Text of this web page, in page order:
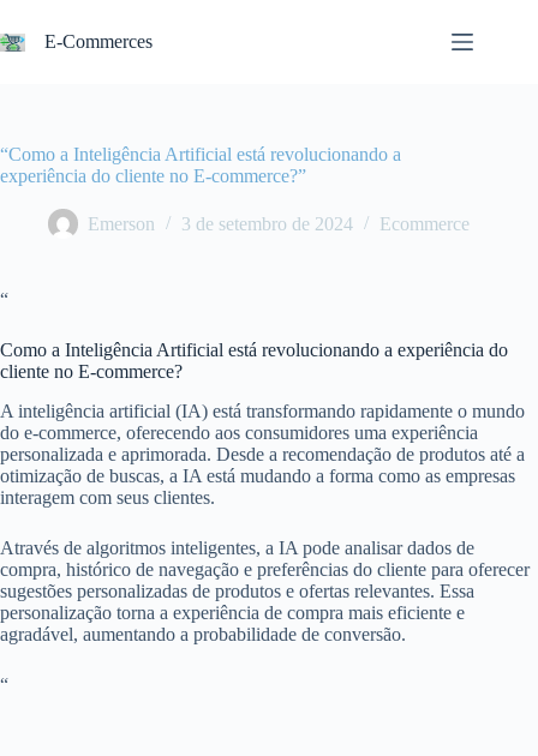
para
o
E-Commerces
“Como a Inteligência Artificial está revolucionando a
experiência do cliente no E-commerce?”
Emerson 3 de setembro de 2024 Ecommerce
“
Como a Inteligência Artificial está revolucionando a experiência do
cliente no E-commerce?
A inteligência artificial (IA) está transformando rapidamente o mundo
do e-commerce, oferecendo aos consumidores uma experiência
personalizada e aprimorada. Desde a recomendação de produtos até a
otimização de buscas, a IA está mudando a forma como as empresas
interagem com seus clientes.
Através de algoritmos inteligentes, a IA pode analisar dados de
compra, histórico de navegação e preferências do cliente para oferecer
sugestões personalizadas de produtos e ofertas relevantes. Essa
personalização torna a experiência de compra mais eficiente e
agradável, aumentando a probabilidade de conversão.
“